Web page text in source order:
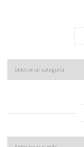
Categorias